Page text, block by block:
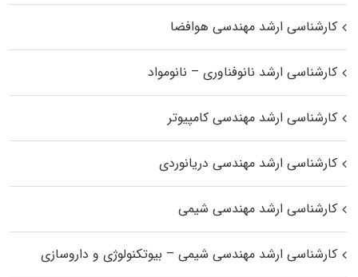
کارشناسی ارشد مهندسی هوافضا
کارشناسی ارشد نانوفناوری – نانومواد
کارشناسی ارشد مهندسی کامپیوتر
کارشناسی ارشد مهندسی دریانوردی
کارشناسی ارشد مهندسی شیمی
کارشناسی ارشد مهندسی شیمی – بیوتکنولوژی و داروسازی